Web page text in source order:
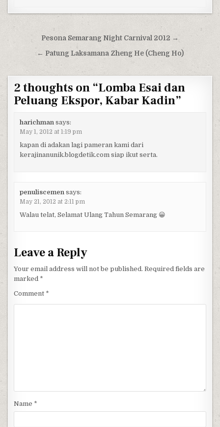
Post navigation
Pesona Semarang Night Carnival 2012 →
← Patung Laksamana Zheng He (Cheng Ho)
2 thoughts on “Lomba Esai dan
Peluang Ekspor, Kabar Kadin”
harichman says:
May 1, 2012 at 1:19 pm
kapan di adakan lagi pameran kami dari
kerajinanunik.blogdetik.com siap ikut serta.
penuliscemen says:
May 21, 2012 at 2:11 pm
Walau telat, Selamat Ulang Tahun Semarang 😀
Leave a Reply
Your email address will not be published. Required fields are
marked *
Comment *
Name *